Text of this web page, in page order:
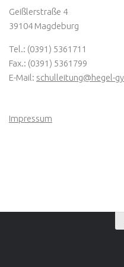
Geißlerstraße 4
39104 Magdeburg
Tel.: (0391) 5361711
Fax.: (0391) 5361799
E-Mail: schulleitung@hegel-
Impressum